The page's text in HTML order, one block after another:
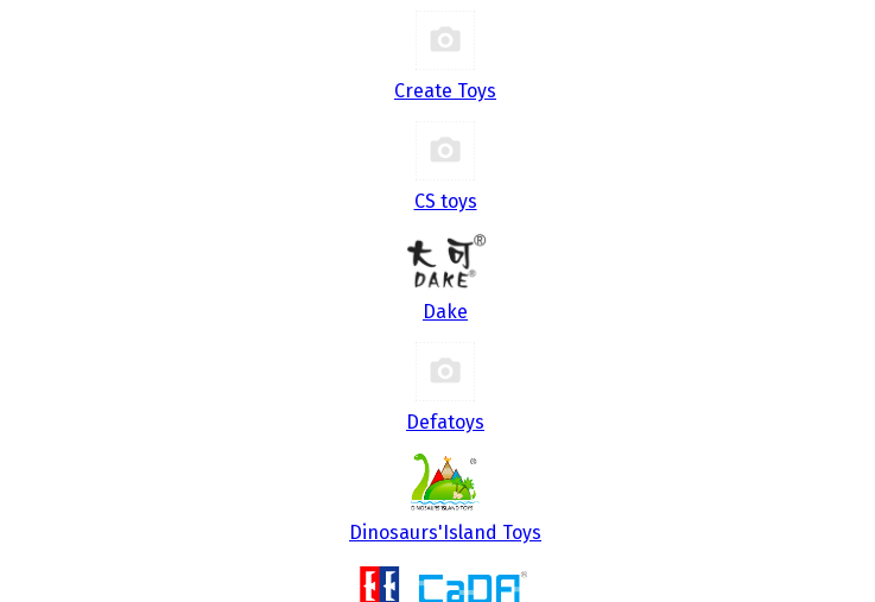
Create Toys
CS toys
Dake
Defatoys
Dinosaurs'Island Toys